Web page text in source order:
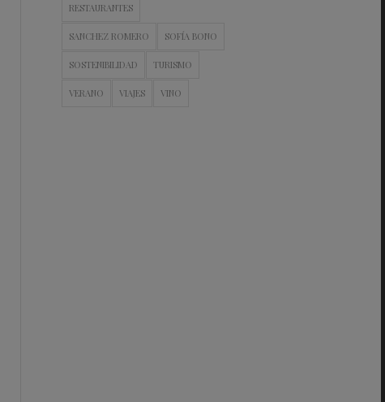
RESTAURANTES
SANCHEZ ROMERO SOFÍA BONO
SOSTENIBILIDAD TURISMO
VERANO VIAJES VINO